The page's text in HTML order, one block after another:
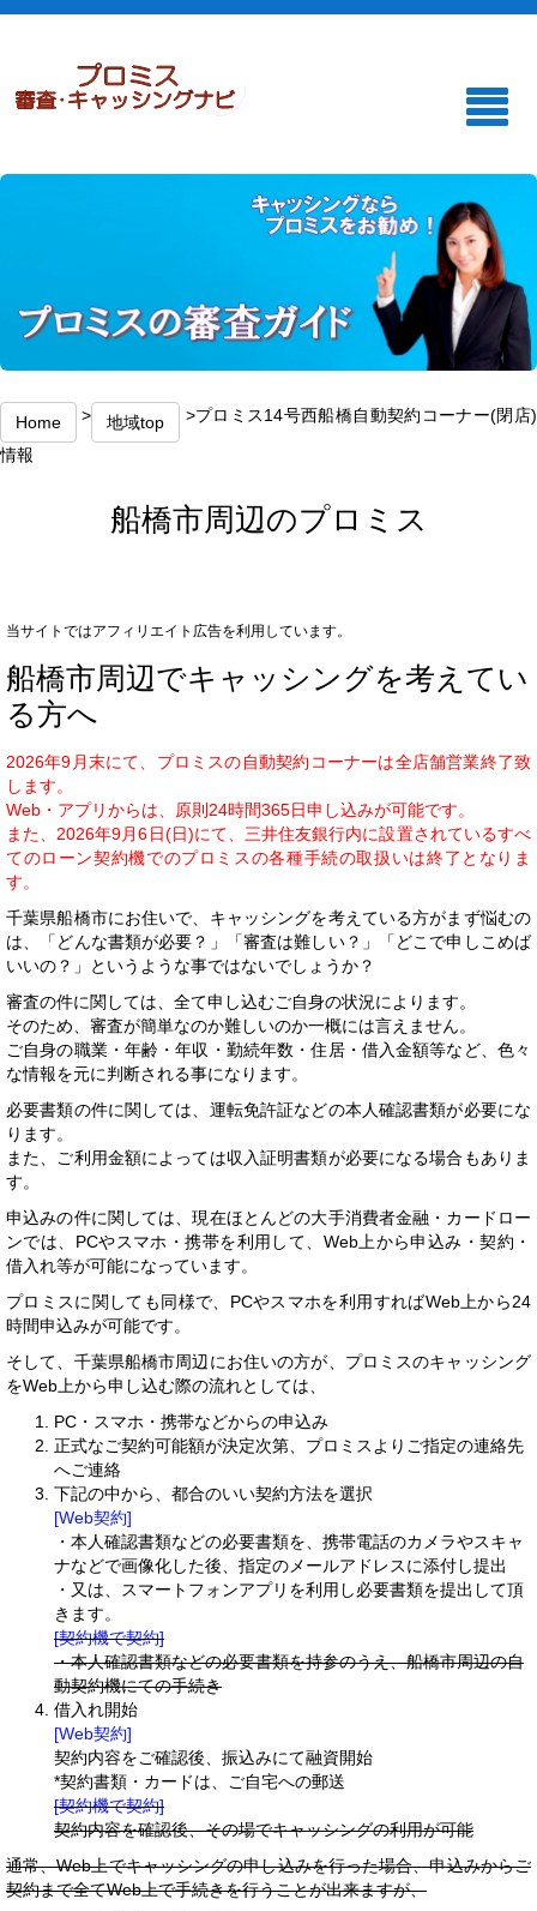
Home > 地域top >プロミス14号西船橋自動契約コーナー(閉店)
情報
船橋市周辺のプロミス
当サイトではアフィリエイト広告を利用しています。
船橋市周辺でキャッシングを考えてい
る方へ
2026年9月末にて、プロミスの自動契約コーナーは全店舗営業終了致
します。
Web・アプリからは、原則24時間365日申し込みが可能です。
また、2026年9月6日(日)にて、三井住友銀行内に設置されているすべ
てのローン契約機でのプロミスの各種手続の取扱いは終了となりま
す。
千葉県船橋市にお住いで、キャッシングを考えている方がまず悩むの
は、「どんな書類が必要？」「審査は難しい？」「どこで申しこめば
いいの？」というような事ではないでしょうか？
審査の件に関しては、全て申し込むご自身の状況によります。
そのため、審査が簡単なのか難しいのか一概には言えません。
ご自身の職業・年齢・年収・勤続年数・住居・借入金額等など、色々
な情報を元に判断される事になります。
必要書類の件に関しては、運転免許証などの本人確認書類が必要にな
ります。
また、ご利用金額によっては収入証明書類が必要になる場合もありま
す。
申込みの件に関しては、現在ほとんどの大手消費者金融・カードロー
ンでは、PCやスマホ・携帯を利用して、Web上から申込み・契約・
借入れ等が可能になっています。
プロミスに関しても同様で、PCやスマホを利用すればWeb上から24
時間申込みが可能です。
そして、千葉県船橋市周辺にお住いの方が、プロミスのキャッシング
をWeb上から申し込む際の流れとしては、
PC・スマホ・携帯などからの申込み
正式なご契約可能額が決定次第、プロミスよりご指定の連絡先
へご連絡
下記の中から、都合のいい契約方法を選択
[Web契約]
・本人確認書類などの必要書類を、携帯電話のカメラやスキャ
ナなどで画像化した後、指定のメールアドレスに添付し提出
・又は、スマートフォンアプリを利用し必要書類を提出して頂
きます。
[契約機で契約]
・本人確認書類などの必要書類を持参のうえ、船橋市周辺の自
動契約機にての手続き
借入れ開始
[Web契約]
契約内容をご確認後、振込みにて融資開始
*契約書類・カードは、ご自宅への郵送
[契約機で契約]
契約内容を確認後、その場でキャッシングの利用が可能
通常、Web上でキャッシングの申し込みを行った場合、申込みからご
契約まで全てWeb上で手続きを行うことが出来ますが、